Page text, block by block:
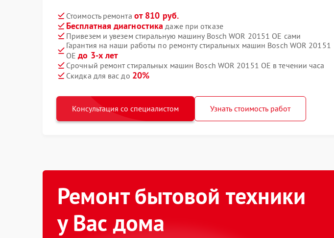
Стоимость ремонта от 810 руб.
Бесплатная диагностика даже при отказе
Привезем и увезем стиральную машину Bosch WOR 20151 OE сами
Гарантия на наши работы по ремонту стиральных машин Bosch WOR 20151
OEдо 3-х лет
Срочный ремонт стиральных машин Bosch WOR 20151 OE в течении часа
Скидка для вас до 20%
Консультация со специалистом Узнать стоимость работ
Ремонт бытовой техники
у Вас дома